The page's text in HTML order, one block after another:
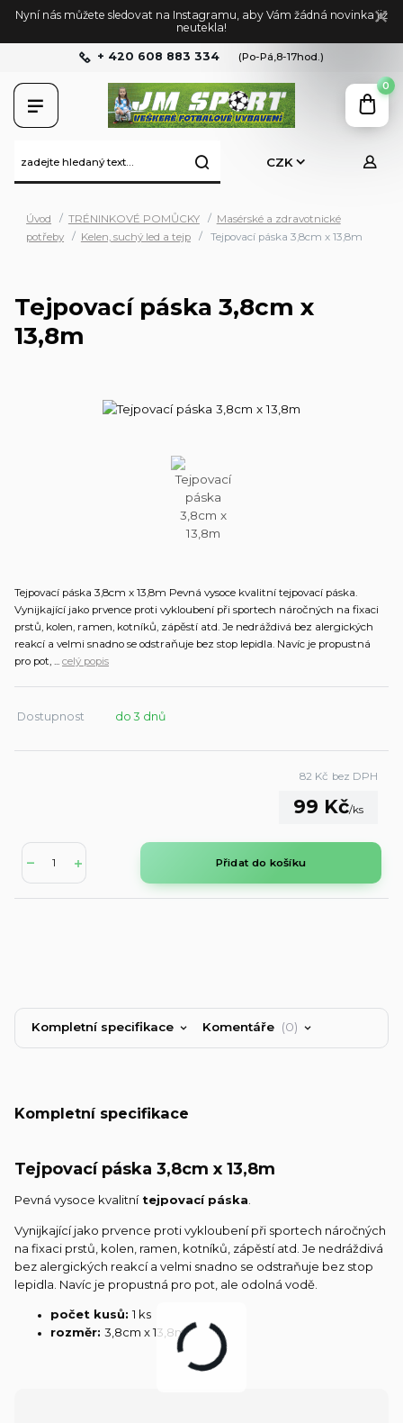
Nyní nás můžete sledovat na Instagramu, aby Vám žádná novinka již
neutekla!
CZK
+ 420 608 883 334 (Po-Pá,8-17hod.)
0
Úvod TRÉNINKOVÉ POMŮCKY
Masérské a zdravotnické
potřeby
Kelen, suchý led a tejp Tejpovací páska 3,8cm x 13,8m
Tejpovací páska 3,8cm x
13,8m
Tejpovací páska 3,8cm x 13,8m Pevná vysoce kvalitní tejpovací páska.
Vynijkající jako prvence proti vykloubení při sportech náročných na fixaci
prstů, kolen, ramen, kotníků, zápěstí atd. Je nedráždivá bez alergických
reakcí a velmi snadno se odstraňuje bez stop lepidla. Navíc je propustná
pro pot, ... celý popis
Dostupnost do 3 dnů
99 Kč/ks
82 Kč bez DPH
Přidat do košíku
Kompletní specifikace Komentáře 0
Kompletní specifikace
Tejpovací páska 3,8cm x 13,8m
Pevná vysoce kvalitnítejpovací páska
Vynijkající jako prvence proti vykloubení při sportech náročných
na fixaci prstů, kolen, ramen, kotníků, zápěstí atd. Je nedráždivá
bez alergických reakcí a velmi snadno se odstraňuje bez stop
lepidla. Navíc je propustná pro pot, ale odolná vodě.
počet kusů:1 ks
rozměr: 3,8cm x 13,8m